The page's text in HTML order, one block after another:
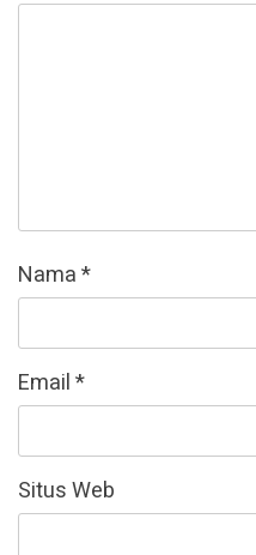
Nama*
Email*
Situs Web